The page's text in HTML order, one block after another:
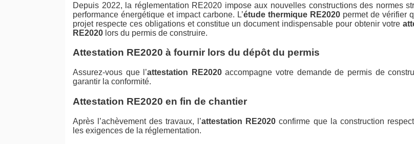
Depuis 2022, la réglementation RE2020 impose aux nouvelles constructions des normes
performance énergétique et impact carbone. L’étude thermique RE2020permet de vérifier
projet respecte ces obligations et constitue un document indispensable pour obtenir votre
RE2020lors du permis de construire.
Attestation RE2020 à fournir lors du dépôt du permis
Assurez-vous que l’attestation RE2020accompagne votre demande de permis de
garantir la conformité.
Attestation RE2020 en fin de chantier
Après l’achèvement des travaux, l’attestation RE2020 confirme que la construction
les exigences de la réglementation.